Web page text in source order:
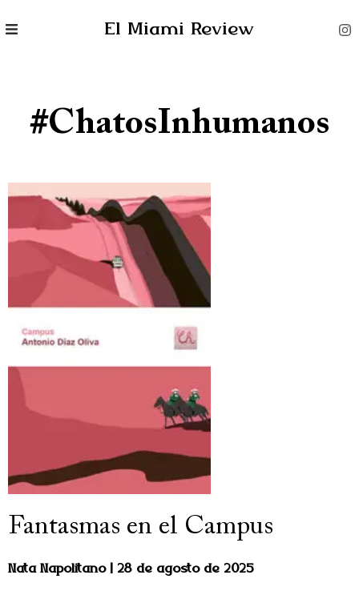
El Miami Review
#ChatosInhumanos
Fantasmas en el Campus
Nata Napolitano 28 de agosto de 2025